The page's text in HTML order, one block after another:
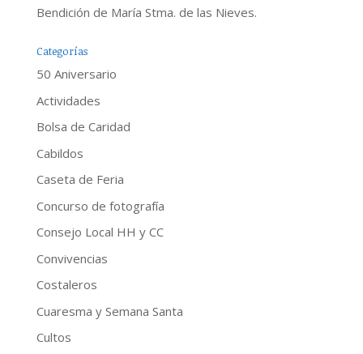
Bendición de María Stma. de las Nieves.
Categorías
50 Aniversario
Actividades
Bolsa de Caridad
Cabildos
Caseta de Feria
Concurso de fotografía
Consejo Local HH y CC
Convivencias
Costaleros
Cuaresma y Semana Santa
Cultos